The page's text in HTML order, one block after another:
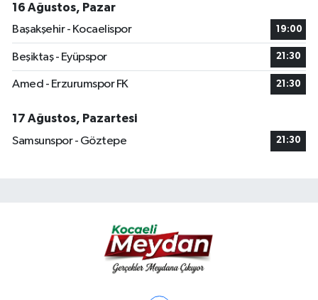
16 Ağustos, Pazar
Başakşehir - Kocaelispor
19:00
Beşiktaş - Eyüpspor 21:30
Amed - Erzurumspor FK 21:30
17 Ağustos, Pazartesi
Samsunspor - Göztepe
21:30